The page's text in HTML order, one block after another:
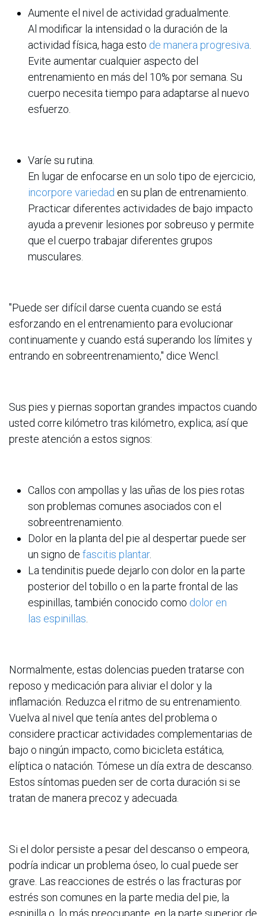
Aumente el nivel de actividad gradualmente.
Al modificar la intensidad o la duración de la
actividad física, haga esto de manera progresiva.
Evite aumentar cualquier aspecto del
entrenamiento en más del 10% por semana. Su
cuerpo necesita tiempo para adaptarse al nuevo
esfuerzo.
Varíe su rutina.
En lugar de enfocarse en un solo tipo de ejercicio,
incorpore variedad en su plan de entrenamiento.
Practicar diferentes actividades de bajo impacto
ayuda a prevenir lesiones por sobreuso y permite
que el cuerpo trabajar diferentes grupos
musculares.
"Puede ser difícil darse cuenta cuando se está
esforzando en el entrenamiento para evolucionar
continuamente y cuando está superando los límites y
entrando en sobreentrenamiento," dice Wencl.
Sus pies y piernas soportan grandes impactos cuando
usted corre kilómetro tras kilómetro, explica; así que
preste atención a estos signos:
Callos con ampollas y las uñas de los pies rotas
son problemas comunes asociados con el
sobreentrenamiento.
Dolor en la planta del pie al despertar puede ser
un signo de fascitis plantar.
La tendinitis puede dejarlo con dolor en la parte
posterior del tobillo o en la parte frontal de las
espinillas, también conocido como dolor en
las espinillas.
Normalmente, estas dolencias pueden tratarse con
reposo y medicación para aliviar el dolor y la
inflamación. Reduzca el ritmo de su entrenamiento.
Vuelva al nivel que tenía antes del problema o
considere practicar actividades complementarias de
bajo o ningún impacto, como bicicleta estática,
elíptica o natación. Tómese un día extra de descanso.
Estos síntomas pueden ser de corta duración si se
tratan de manera precoz y adecuada.
Si el dolor persiste a pesar del descanso o empeora,
podría indicar un problema óseo, lo cual puede ser
grave. Las reacciones de estrés o las fracturas por
estrés son comunes en la parte media del pie, la
espinilla o, lo más preocupante, en la parte superior de